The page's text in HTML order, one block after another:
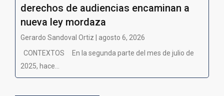
derechos de audiencias encaminan a
nueva ley mordaza
Gerardo Sandoval Ortiz | agosto 6, 2026
CONTEXTOS En la segunda parte del mes de julio de
2025, hace...